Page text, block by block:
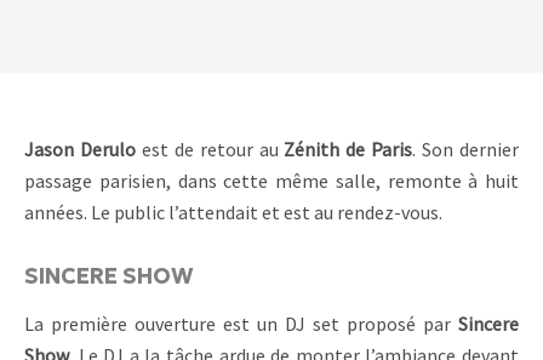
Jason Deruloest de retour au Zénith de Paris. Son dernier
passage parisien, dans cette même salle, remonte à huit
années. Le public l’attendait et est au rendez-vous.
SINCERE SHOW
La première ouverture est un DJ set proposé par Sincere
Show. Le DJ a la tâche ardue de monter l’ambiance devant